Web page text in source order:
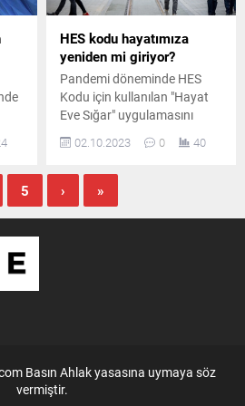
olduğu söylendi.
HES kodu hayatımıza
yeniden mi giriyor?
Pandemi döneminde HES
Kodu için kullanılan "Hayat
Eve Sığar" uygulamasını
Sağlık Bakanlığı aylar sonra
ilk kez güncelledi. Eris
tartışmaların arttığı
dönemde uygulamanın uzun
süre sonra güncellenmesi
02.10.2023 0 40
5 › »
Basın Ahlak yasasına uymaya söz
vermiştir.